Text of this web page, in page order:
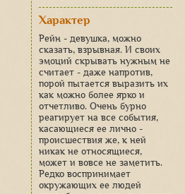
Характер
Рейн - девушка, можно
сказать, взрывная. И своих
эмоций скрывать нужным не
считает - даже напротив,
порой пытается выразить их
как можно более ярко и
отчетливо. Очень бурно
реагирует на все события,
касающиеся ее лично -
происшествия же, к ней
никак не относящиеся,
может и вовсе не заметить.
Редко воспринимает
окружающих ее людей